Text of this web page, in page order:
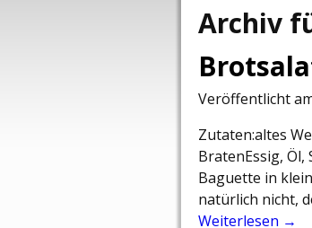
Archiv
Veröffentlicht
Zutaten:altes
BratenEssig,
Baguette in
natürlich nicht,
Weiterlesen →